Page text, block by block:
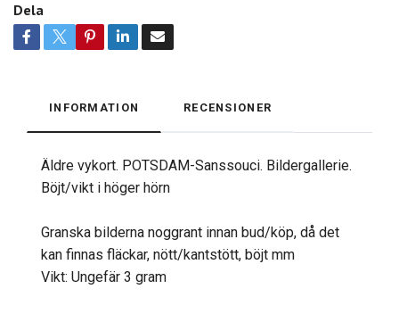
Dela
INFORMATION RECENSIONER
Äldre vykort. POTSDAM-Sanssouci. Bildergallerie.
Böjt/vikt i höger hörn
Granska bilderna noggrant innan bud/köp, då det
kan finnas fläckar, nött/kantstött, böjt mm
Vikt: Ungefär 3 gram